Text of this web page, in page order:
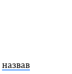
назвав